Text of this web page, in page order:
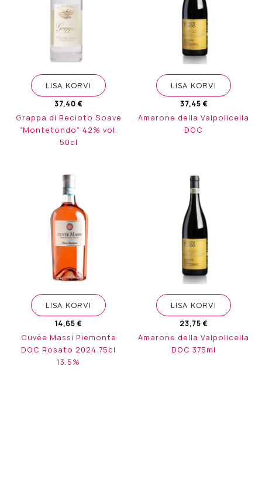
LISA KORVI
37,40 €
Grappa di Recioto Soave
“Montetondo” 42% vol.
50cl
LISA KORVI
37,45 €
Amarone della Valpolicella
DOC
LISA KORVI
14,65 €
Cuvèe Massi Piemonte
DOC Rosato 2024 75cl
13.5%
LISA KORVI
23,75 €
Amarone della Valpolicella
DOC 375ml